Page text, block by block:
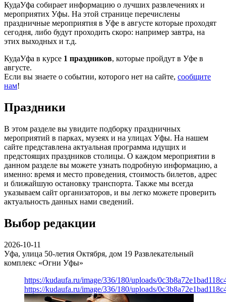
КудаУфа собирает информацию о лучших развлечениях и
мероприятих Уфы. На этой странице перечислены
праздничные мероприятия в Уфе в августе которые проходят
сегодня, либо будут проходить скоро: например завтра, на
этих выходных и т.д.
КудаУфа в курсе 1 праздников, которые пройдут в Уфе в
августе.
Если вы знаете о событии, которого нет на сайте, сообщите
нам!
Праздники
В этом разделе вы увидите подборку праздничных
мероприятий в парках, музеях и на улицах Уфы. На нашем
сайте представлена актуальная программа идущих и
предстоящих праздников столицы. О каждом мероприятии в
данном разделе вы можете узнать подробную информацию, а
именно: время и место проведения, стоимость билетов, адрес
и ближайшую остановку транспорта. Также мы всегда
указываем сайт организаторов, и вы легко можете проверить
актуальность данных нами сведений.
Выбор редакции
2026-10-11
Уфа, улица 50-летия Октября, дом 19 Развлекательный
комплекс «Огни Уфы»
https://kudaufa.ru/image/336/180/uploads/
https://kudaufa.ru/image/336/180/uploads/